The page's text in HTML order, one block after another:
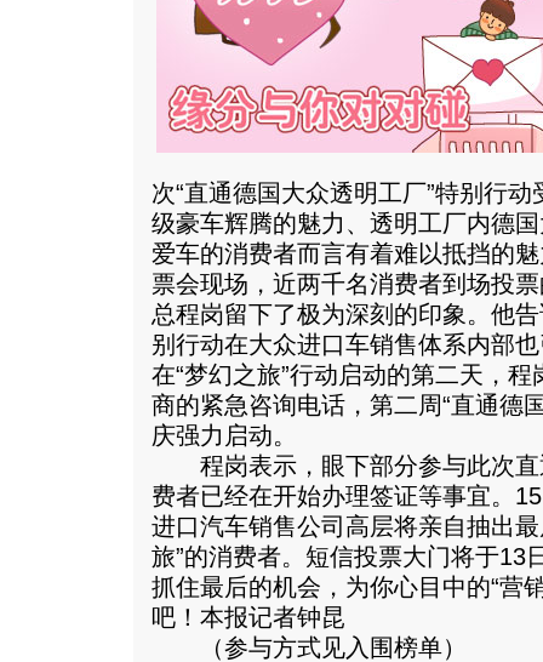
次“直通德国大众透明工厂”特别行
级豪车辉腾的魅力、透明工厂内德
爱车的消费者而言有着难以抵挡的
票会现场，近两千名消费者到场投
总程岗留下了极为深刻的印象。他
别行动在大众进口车销售体系内部
在“梦幻之旅”行动启动的第二天，
商的紧急咨询电话，第二周“直通德
庆强力启动。
程岗表示，眼下部分参与此次直
费者已经在开始办理签证等事宜。
进口汽车销售公司高层将亲自抽出
旅”的消费者。短信投票大门将于13
抓住最后的机会，为你心目中的“营
吧！本报记者钟昆
（参与方式见入围榜单）